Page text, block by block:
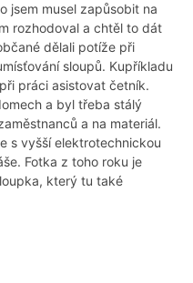
jsem musel zapůsobit na
rozhodoval a chtěl to dát
dělali potíže při
sloupů. Kupříkladu
práci asistovat četník.
a byl třeba stálý
a na materiál.
s vyšší elektrotechnickou
Fotka z toho roku je
který tu také